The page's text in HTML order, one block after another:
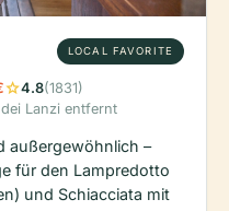
LOCAL FAVORITE
star4.8(1831)
Lanzi entfernt
außergewöhnlich –
für den Lampredotto
und Schiacciata mit